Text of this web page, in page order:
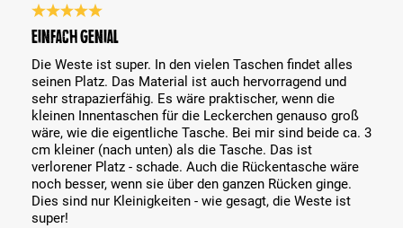
Bewertung mit 5 von 5 Sternen
Einfach genial
Die Weste ist super. In den vielen Taschen findet alles
seinen Platz. Das Material ist auch hervorragend und
sehr strapazierfähig. Es wäre praktischer, wenn die
kleinen Innentaschen für die Leckerchen genauso groß
wäre, wie die eigentliche Tasche. Bei mir sind beide ca. 3
cm kleiner (nach unten) als die Tasche. Das ist
verlorener Platz - schade. Auch die Rückentasche wäre
noch besser, wenn sie über den ganzen Rücken ginge.
Dies sind nur Kleinigkeiten - wie gesagt, die Weste ist
super!